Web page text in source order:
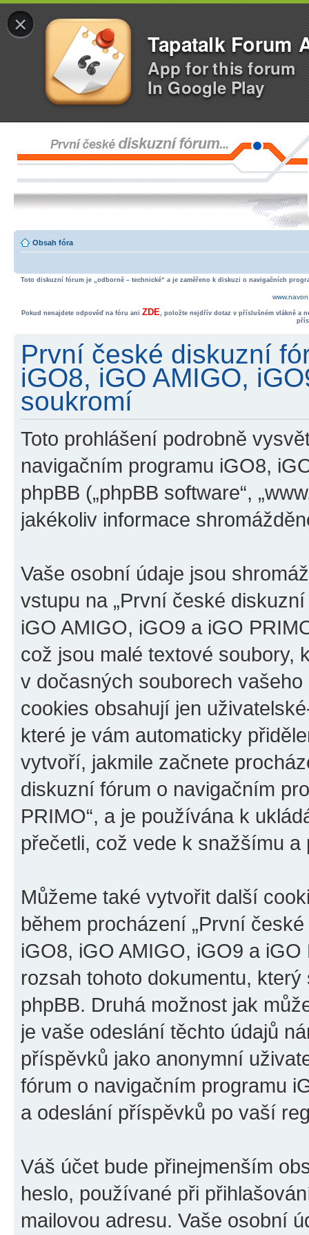
×
Tapatalk Forum
App for this forum
In Google Play
Obsah fóra
Toto diskuzní fórum je „odborně – technické“ a je zaměřeno k diskuzi o navigačních
Pokud nenajdete odpověď na fóru ani ZDE, položte nejdřív dotaz v příslušném vlákně a
První české diskuzní
iGO8, iGO AMIGO,
soukromí
Toto prohlášení podrobně
navigačním programu iGO8,
phpBB („phpBB software“,
jakékoliv informace
Vaše osobní údaje jsou
vstupu na „První české
iGO AMIGO, iGO9 a iGO
což jsou malé textové soubory,
v dočasných souborech
cookies obsahují jen
které je vám automaticky
vytvoří, jakmile začnete
diskuzní fórum o navigačním
PRIMO“, a je používána k
přečetli, což vede k snažšímu
Můžeme také vytvořit další
během procházení „První
iGO8, iGO AMIGO, iGO9 a
rozsah tohoto dokumentu,
phpBB. Druhá možnost jak
je vaše odeslání těchto údajů
příspěvků jako anonymní
fórum o navigačním programu
a odeslání příspěvků po vaší
Váš účet bude přinejmenším
heslo, používané při
mailovou adresu. Vaše osobní